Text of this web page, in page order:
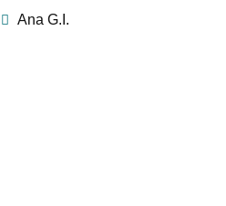
Ana G.I.